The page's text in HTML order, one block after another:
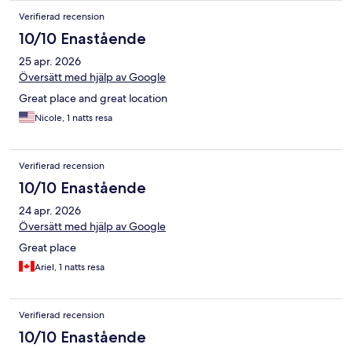
Verifierad recension
10/10 Enastående
25 apr. 2026
Översätt med hjälp av Google
Great place and great location
Nicole, 1 natts resa
Verifierad recension
10/10 Enastående
24 apr. 2026
Översätt med hjälp av Google
Great place
Ariel, 1 natts resa
Verifierad recension
10/10 Enastående